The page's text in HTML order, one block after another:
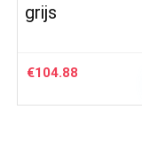
grijs
€104.88